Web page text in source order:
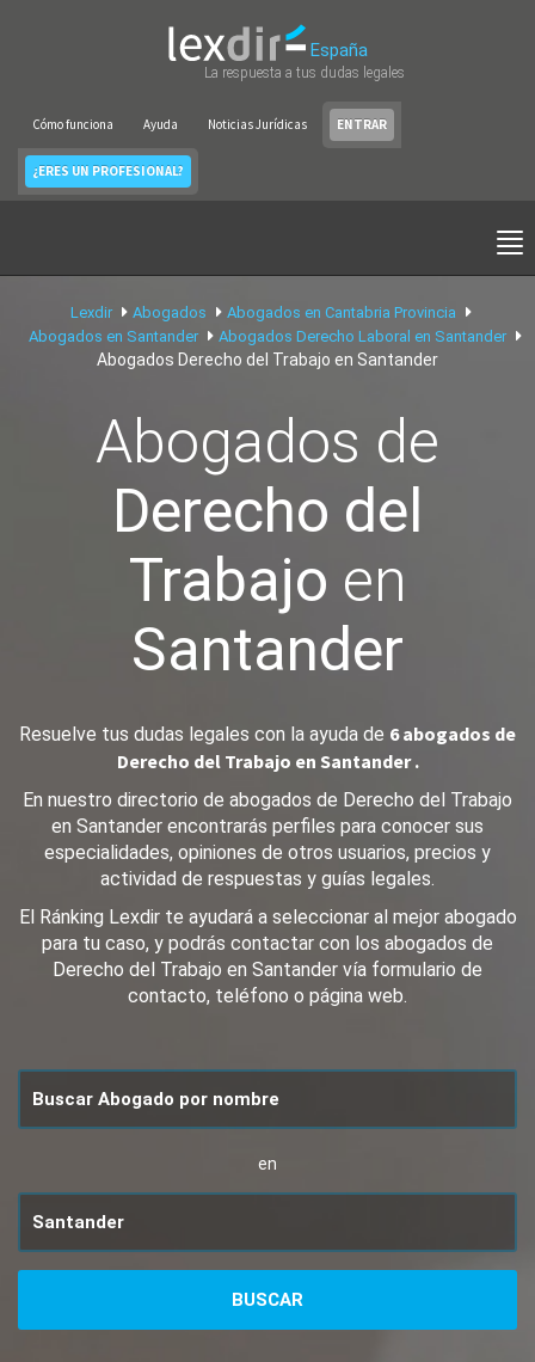
España
La respuesta a tus dudas legales
Cómo funciona Ayuda Noticias Jurídicas ENTRAR
¿ERES UN PROFESIONAL?
Lexdir Abogados
Abogados en Cantabria Provincia
Abogados en Santander
Abogados Derecho Laboral en Santander
Abogados Derecho del Trabajo en Santander
Abogados de
Derecho del
Trabajo en
Santander
Resuelve tus dudas legales con la ayuda de 6 abogados de
Derecho del Trabajo en Santander .
En nuestro directorio de abogados de Derecho del Trabajo
en Santander encontrarás perfiles para conocer sus
especialidades, opiniones de otros usuarios, precios y
actividad de respuestas y guías legales.
El Ránking Lexdir te ayudará a seleccionar al mejor abogado
para tu caso, y podrás contactar con los abogados de
Derecho del Trabajo en Santander vía formulario de
contacto, teléfono o página web.
en